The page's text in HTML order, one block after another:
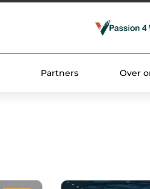
Partners Over